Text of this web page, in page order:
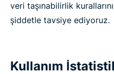
veri taşınabilirlik
şiddetle tavsiye ediyoruz.
Kullanım